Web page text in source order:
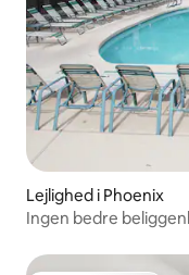
Lejlighed i Phoenix
Ingen bedre